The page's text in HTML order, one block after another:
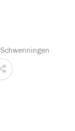
Schwenningen